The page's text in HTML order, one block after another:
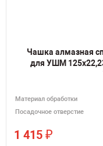
Чашка алмазная
для УШМ
Материал обработки
Посадочное отверстие
1 415 ₽